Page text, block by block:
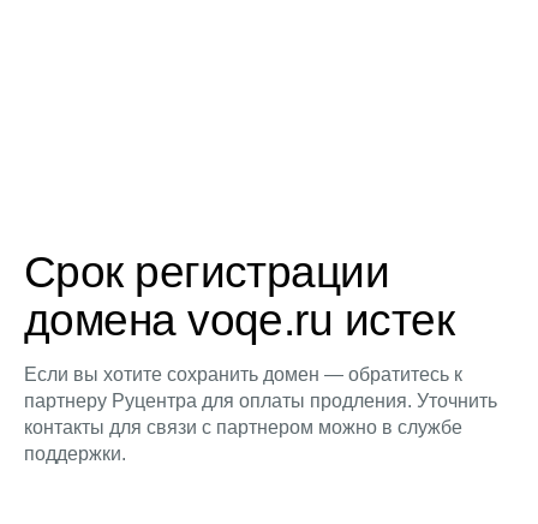
Срок регистрации
домена voqe.ru истек
Если вы хотите сохранить домен — обратитесь к
партнеру Руцентра для оплаты продления. Уточнить
контакты для связи с партнером можно в службе
поддержки.